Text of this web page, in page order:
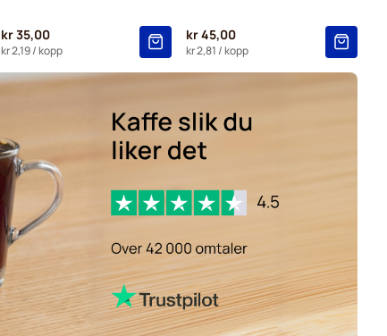
kr 35,00
kr 2,19/ kopp
kr 45,00
kr 2,81 / kopp